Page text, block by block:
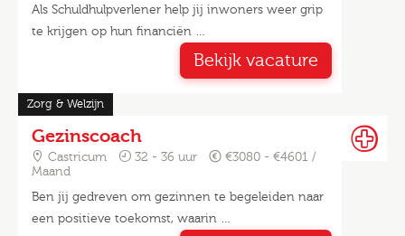
Als Schuldhulpverlener help jij inwoners weer grip
te krijgen op hun financiën …
Bekijk vacature
Zorg & Welzijn
Gezinscoach
Castricum 32 - 36 uur
€3080 - €4601 /
Maand
Ben jij gedreven om gezinnen te begeleiden naar
een positieve toekomst, waarin …